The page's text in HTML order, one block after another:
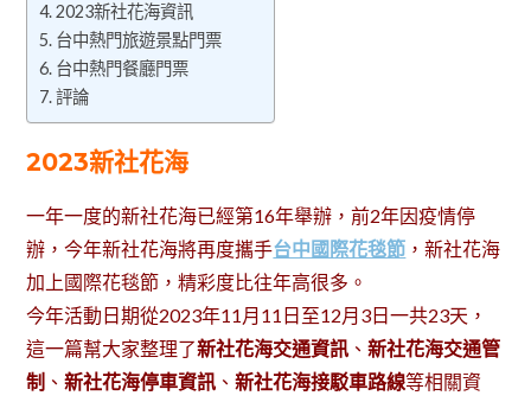
2023新社花海資訊
台中熱門旅遊景點門票
台中熱門餐廳門票
評論
2023新社花海
一年一度的新社花海已經第16年舉辦，前2年因疫情停
辦，今年新社花海將再度攜手台中國際花毯節 ，新社花海
加上國際花毯節，精彩度比往年高很多。
今年活動日期從2023年11月11日至12月3日一共23天，
這一篇幫大家整理了新社花海交通資訊 、新社花海交通管
制 、新社花海停車資訊 、新社花海接駁車路線等相關資